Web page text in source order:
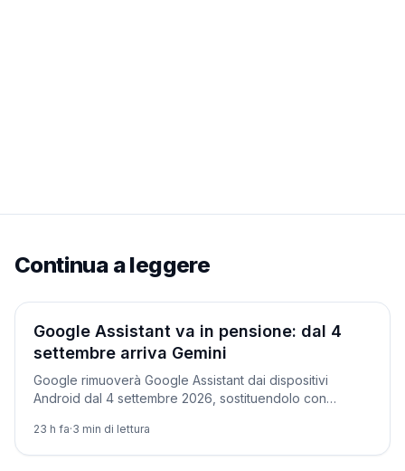
Continua a leggere
Prodotti
Google Assistant va in pensione: dal 4
settembre arriva Gemini
Google rimuoverà Google Assistant dai dispositivi
Android dal 4 settembre 2026, sostituendolo con
eccezioni.
23 h fa·3 min di lettura